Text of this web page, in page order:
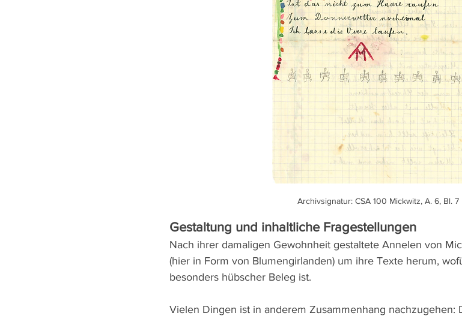
Archivsignatur: CSA 100 Mickwitz, A. 6, Bl. 7
Gestaltung und inhaltliche Fragestellungen
Nach ihrer damaligen Gewohnheit gestaltete Annelen von
(hier in Form von Blumengirlanden) um ihre Texte herum,
besonders hübscher Beleg ist.
Vielen Dingen ist in anderem Zusammenhang nachzugehen: